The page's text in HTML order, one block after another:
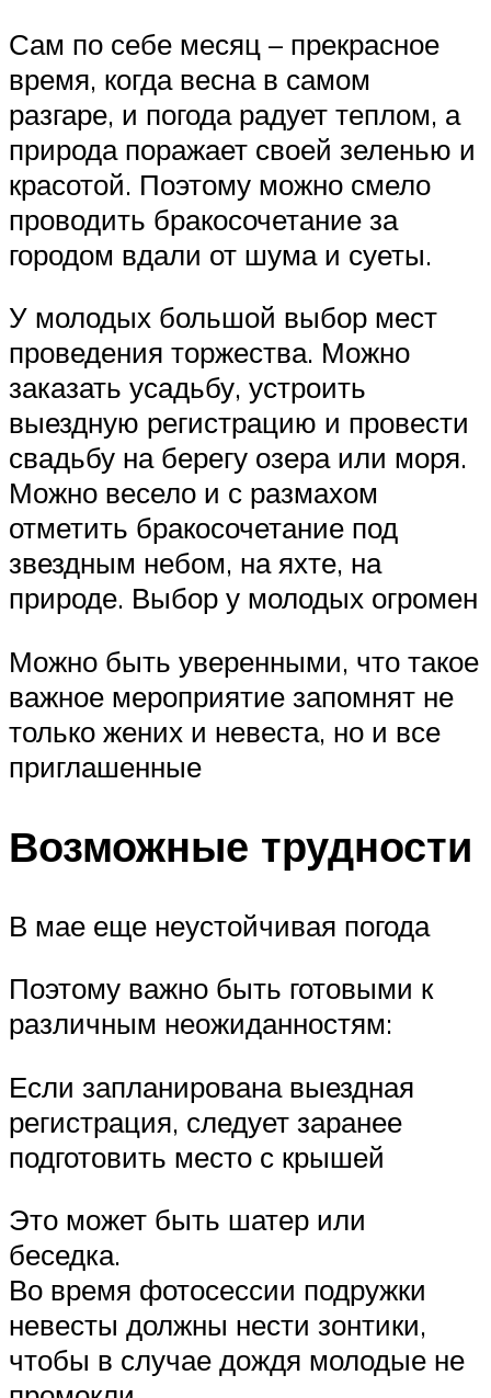
Сам по себе месяц – прекрасное
время, когда весна в самом
разгаре, и погода радует теплом, а
природа поражает своей зеленью и
красотой. Поэтому можно смело
проводить бракосочетание за
городом вдали от шума и суеты.
У молодых большой выбор мест
проведения торжества. Можно
заказать усадьбу, устроить
выездную регистрацию и провести
свадьбу на берегу озера или моря.
Можно весело и с размахом
отметить бракосочетание под
звездным небом, на яхте, на
природе. Выбор у молодых огромен
Можно быть уверенными, что такое
важное мероприятие запомнят не
только жених и невеста, но и все
приглашенные
Возможные трудности
В мае еще неустойчивая погода
Поэтому важно быть готовыми к
различным неожиданностям:
Если запланирована выездная
регистрация, следует заранее
подготовить место с крышей
Это может быть шатер или
беседка.
Во время фотосессии подружки
невесты должны нести зонтики,
чтобы в случае дождя молодые не